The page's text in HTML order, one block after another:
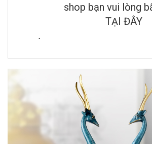
shop bạn vui lòng
TẠI ĐÂY
.